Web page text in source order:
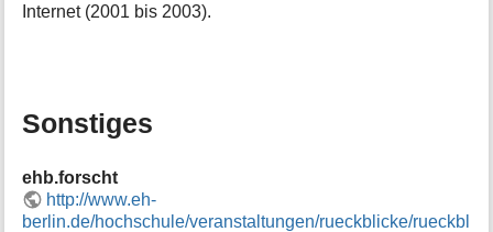
Internet (2001 bis 2003).
Sonstiges
ehb.forscht
http://www.eh-
berlin.de/hochschule/veranstaltungen/rueckblicke/rueckbl